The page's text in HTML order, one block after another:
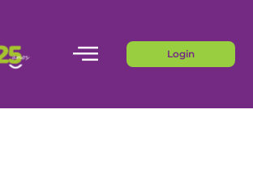
Login